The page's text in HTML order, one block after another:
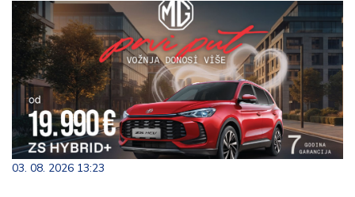
03. 08. 2026 13:23